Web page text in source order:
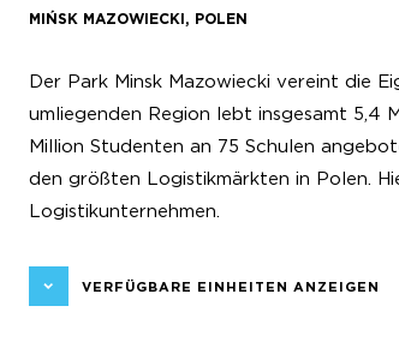
MIŃSK MAZOWIECKI, POLEN
Der Park Minsk Mazowiecki vereint die
umliegenden Region lebt insgesamt 5,4
Million Studenten an 75 Schulen
den größten Logistikmärkten in Polen.
Logistikunternehmen.
VERFÜGBARE EINHEITEN ANZEIGEN